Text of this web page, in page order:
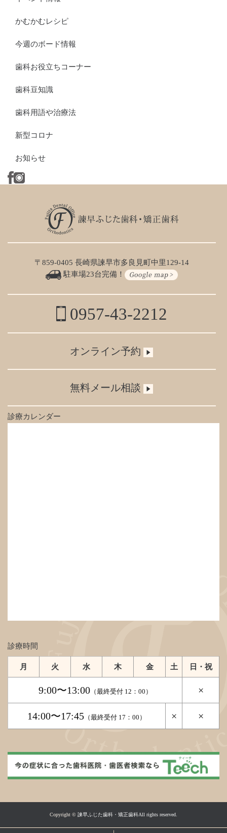
かむかむレシピ
今週のボード情報
歯科お役立ちコーナー
歯科豆知識
歯科用語や治療法
新型コロナ
お知らせ
〒859-0405 長崎県諫早市多良見町中里129-14
駐車場23台完備！
0957-43-2212
オンライン予約
無料メール相談
診療カレンダー
診療時間
月 火 水 木 金 土 日・祝
9:00〜13:00（最終受付 12：00） ×
14:00〜17:45 （最終受付 17：00） × ×
Copyright © 諫早ふじた歯科・矯正歯科All rights reserved.